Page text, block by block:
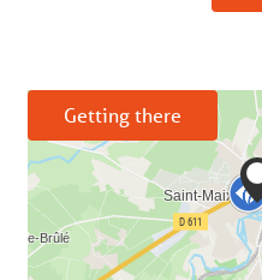
Getting there